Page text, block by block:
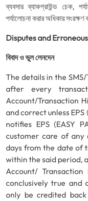
ব্যবসার ব্যাকগ্রাউন্ড চেক,
পর্যালোচনা করার অধিকার সংরক্ষণ
Disputes and
বিবাদ ও ভুল লেনদেন
The details in the
after every
Account/Transaction
and correct unless EPS
notifies EPS (EASY
customer care of any
days from the date of
within the said period,
Account/
conclusively true and
only be credited back